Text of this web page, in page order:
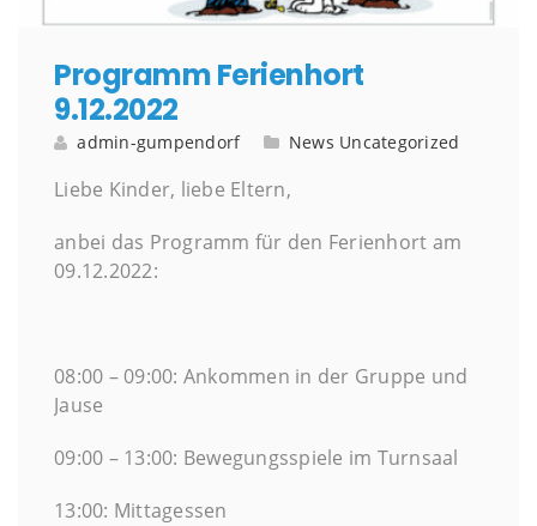
Programm Ferienhort
9.12.2022
admin-gumpendorf News Uncategorized
Liebe Kinder, liebe Eltern,
anbei das Programm für den Ferienhort am
09.12.2022:
08:00 – 09:00: Ankommen in der Gruppe und
Jause
09:00 – 13:00: Bewegungsspiele im Turnsaal
13:00: Mittagessen